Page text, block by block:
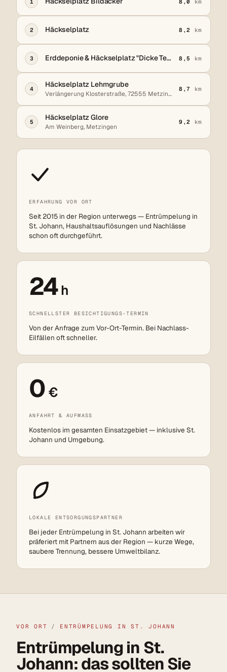
2 Häckselplatz 8,2 km
3 Erddeponie & Häckselplatz "Dicke Teil" 8,5 km
4
Häckselplatz Lehmgrube
Verlängerung Klosterstraße, 72555 Metzingen
8,7 km
5
Häckselplatz Glore
Am Weinberg, Metzingen
9,2 km
ERFAHRUNG VOR ORT
Seit 2015 in der Region unterwegs — Entrümpelung in
St. Johann, Haushaltsauflösungen und Nachlässe
schon oft durchgeführt.
24h
SCHNELLSTER BESICHTIGUNGS-TERMIN
Von der Anfrage zum Vor-Ort-Termin. Bei Nachlass-
Eilfällen oft schneller.
0 €
ANFAHRT & AUFMASS
Kostenlos im gesamten Einsatzgebiet — inklusive St.
Johann und Umgebung.
LOKALE ENTSORGUNGSPARTNER
Bei jeder Entrümpelung in St. Johann arbeiten wir
präferiert mit Partnern aus der Region — kurze Wege,
saubere Trennung, bessere Umweltbilanz.
VOR ORT / ENTRÜMPELUNG IN ST. JOHANN
Entrümpelung in St.
Johann: das sollten Sie